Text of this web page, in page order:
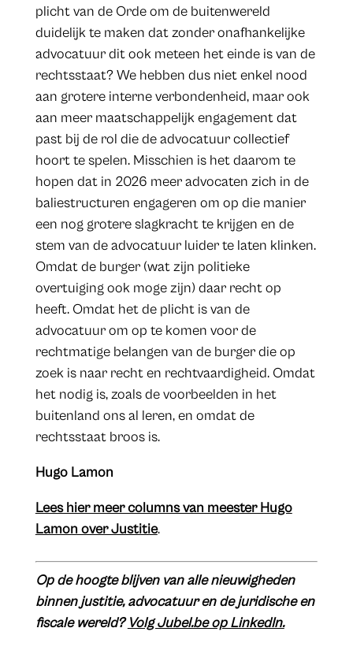
plicht van de Orde om de buitenwereld
duidelijk te maken dat zonder onafhankelijke
advocatuur dit ook meteen het einde is van de
rechtsstaat? We hebben dus niet enkel nood
aan grotere interne verbondenheid, maar ook
aan meer maatschappelijk engagement dat
past bij de rol die de advocatuur collectief
hoort te spelen. Misschien is het daarom te
hopen dat in 2026 meer advocaten zich in de
baliestructuren engageren om op die manier
een nog grotere slagkracht te krijgen en de
stem van de advocatuur luider te laten klinken.
Omdat de burger (wat zijn politieke
overtuiging ook moge zijn) daar recht op
heeft. Omdat het de plicht is van de
advocatuur om op te komen voor de
rechtmatige belangen van de burger die op
zoek is naar recht en rechtvaardigheid. Omdat
het nodig is, zoals de voorbeelden in het
buitenland ons al leren, en omdat de
rechtsstaat broos is.
Hugo Lamon
Lees hier meer columns van meester Hugo
Lamon over Justitie.
Op de hoogte blijven van alle nieuwigheden
binnen justitie, advocatuur en de juridische en
fiscale wereld? Volg Jubel.be op LinkedIn.